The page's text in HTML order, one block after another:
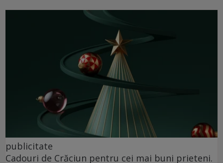
publicitate
Cadouri de Crăciun pentru cei mai buni prieteni.